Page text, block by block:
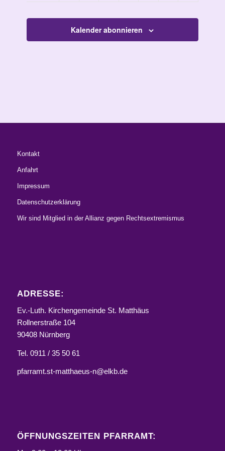
Kalender abonnieren
Kontakt
Anfahrt
Impressum
Datenschutzerklärung
Wir sind Mitglied in der Allianz gegen Rechtsextremismus
ADRESSE:
Ev.-Luth. Kirchengemeinde St. Matthäus
Rollnerstraße 104
90408 Nürnberg
Tel. 0911 / 35 50 61
pfarramt.st-matthaeus-n@elkb.de
ÖFFNUNGSZEITEN PFARRAMT: